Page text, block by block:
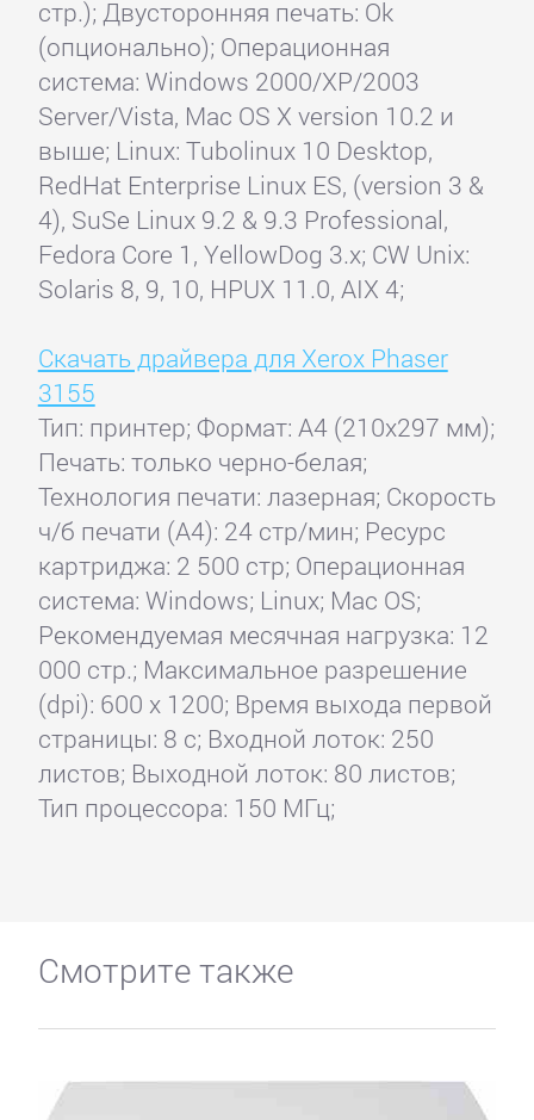
стр.); Двусторонняя печать: Ok
(опционально); Операционная
система: Windows 2000/XP/2003
Server/Vista, Mac OS X version 10.2 и
выше; Linux: Tubolinux 10 Desktop,
RedHat Enterprise Linux ES, (version 3 &
4), SuSe Linux 9.2 & 9.3 Professional,
Fedora Core 1, YellowDog 3.x; CW Unix:
Solaris 8, 9, 10, HPUX 11.0, AIX 4;
Скачать драйвера для Xerox Phaser
3155
Тип: принтер; Формат: A4 (210x297 мм);
Печать: только черно-белая;
Технология печати: лазерная; Скорость
ч/б печати (А4): 24 стр/мин; Ресурс
картриджа: 2 500 стр; Операционная
система: Windows; Linux; Mac OS;
Рекомендуемая месячная нагрузка: 12
000 стр.; Максимальное разрешение
(dpi): 600 x 1200; Время выхода первой
страницы: 8 с; Входной лоток: 250
листов; Выходной лоток: 80 листов;
Тип процессора: 150 МГц;
Смотрите также